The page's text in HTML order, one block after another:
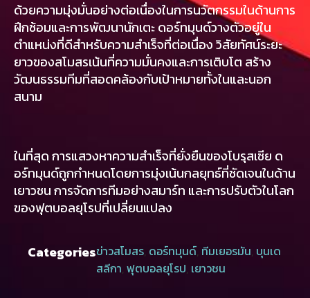
ด้วยความมุ่งมั่นอย่างต่อเนื่องในการนวัตกรรมในด้านการ
ฝึกซ้อมและการพัฒนานักเตะ ดอร์ทมุนด์วางตัวอยู่ใน
ตำแหน่งที่ดีสำหรับความสำเร็จที่ต่อเนื่อง วิสัยทัศน์ระยะ
ยาวของสโมสรเน้นที่ความมั่นคงและการเติบโต สร้าง
วัฒนธรรมทีมที่สอดคล้องกับเป้าหมายทั้งในและนอก
สนาม
ในที่สุด การแสวงหาความสำเร็จที่ยั่งยืนของโบรุสเซีย ด
อร์ทมุนด์ถูกกำหนดโดยการมุ่งเน้นกลยุทธ์ที่ชัดเจนในด้าน
เยาวชน การจัดการทีมอย่างสมาร์ท และการปรับตัวในโลก
ของฟุตบอลยุโรปที่เปลี่ยนแปลง
Categoriesข่าวสโมสร, ดอร์ทมุนด์, ทีมเยอรมัน, บุนเด
สลีกา, ฟุตบอลยุโรป, เยาวชน